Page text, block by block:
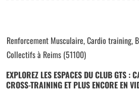
EXPLOREZ LES ESPACES DU CLUB GTS :
CROSS-TRAINING ET PLUS ENCORE EN
Renforcement Musculaire, Cardio training,
Collectifs à Reims (51100)